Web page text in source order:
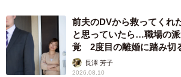
SNSユーザーたちから
「原理自体は空気圧と液体の通り道を利
前夫のDVから救ってく
と思っていたら…職場の
覚 2度目の離婚に踏み切
す【夫婦関係修復カウンセ
長澤 芳子
2026.08.10